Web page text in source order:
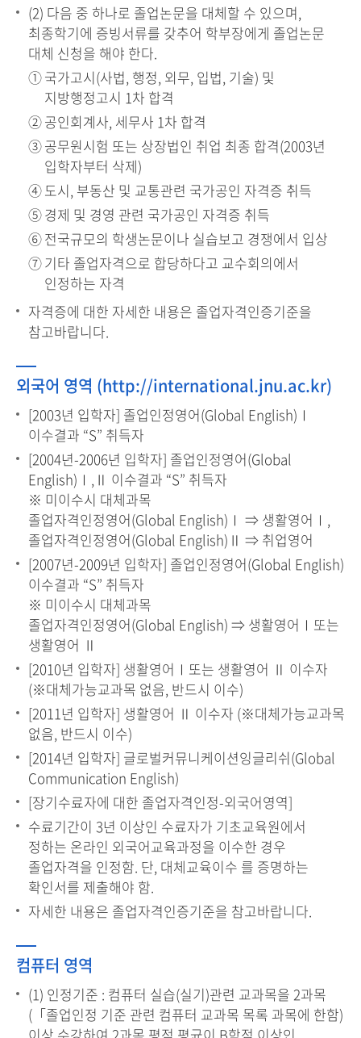
(2) 다음 중 하나로 졸업논문을 대체할 수 있으며,
최종학기에 증빙서류를 갖추어 학부장에게 졸업논문
대체 신청을 해야 한다.
국가고시(사법, 행정, 외무, 입법, 기술) 및
지방행정고시 1차 합격
공인회계사, 세무사 1차 합격
공무원시험 또는 상장법인 취업 최종 합격(2003년
입학자부터 삭제)
도시, 부동산 및 교통관련 국가공인 자격증 취득
경제 및 경영 관련 국가공인 자격증 취득
전국규모의 학생논문이나 실습보고 경쟁에서 입상
기타 졸업자격으로 합당하다고 교수회의에서
인정하는 자격
자격증에 대한 자세한 내용은 졸업자격인증기준을
참고바랍니다.
외국어 영역 (http://international.jnu.ac.kr)
[2003년 입학자] 졸업인정영어(Global English)Ⅰ
이수결과 “S” 취득자
[2004년-2006년 입학자] 졸업인정영어(Global
English)Ⅰ,Ⅱ 이수결과 “S” 취득자
※ 미이수시 대체과목
졸업자격인정영어(Global English)Ⅰ ⇒ 생활영어Ⅰ,
졸업자격인정영어(Global English)Ⅱ ⇒ 취업영어
[2007년-2009년 입학자] 졸업인정영어(Global English)
이수결과 “S” 취득자
※ 미이수시 대체과목
졸업자격인정영어(Global English) ⇒ 생활영어Ⅰ또는
생활영어 Ⅱ
[2010년 입학자] 생활영어Ⅰ또는 생활영어 Ⅱ 이수자
(※대체가능교과목 없음, 반드시 이수)
[2011년 입학자] 생활영어 Ⅱ 이수자 (※대체가능교과목
없음, 반드시 이수)
[2014년 입학자] 글로벌커뮤니케이션잉글리쉬(Global
Communication English)
[장기수료자에 대한 졸업자격인정-외국어영역]
수료기간이 3년 이상인 수료자가 기초교육원에서
정하는 온라인 외국어교육과정을 이수한 경우
졸업자격을 인정함. 단, 대체교육이수 를 증명하는
확인서를 제출해야 함.
자세한 내용은 졸업자격인증기준을 참고바랍니다.
컴퓨터 영역
(1) 인정기준 : 컴퓨터 실습(실기)관련 교과목을 2과목
(「졸업인정 기준 관련 컴퓨터 교과목 목록 과목에 한함)